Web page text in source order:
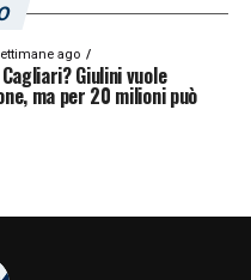
ago
Giulini vuole
ma per 20 milioni può